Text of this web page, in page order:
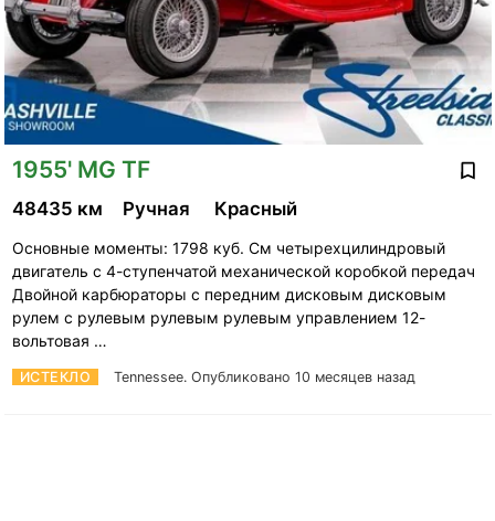
1955' MG TF
ИСТЕКЛО Tennessee. Опубликовано 10 месяцев назад
48435 км Ручная Красный
Основные моменты: 1798 куб. См четырехцилиндровый
двигатель с 4-ступенчатой ​​механической коробкой передач
Двойной карбюраторы с передним дисковым дисковым
рулем с рулевым рулевым рулевым управлением 12-
вольтовая …